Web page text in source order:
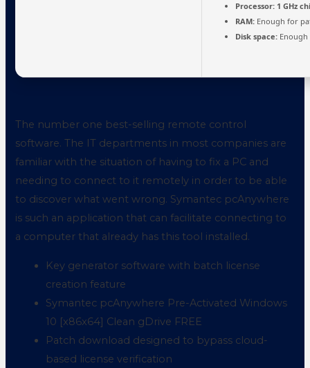
Processor: 1 GHz
RAM: Enough for
Disk space:
The number one best-selling remote control
software. The IT departments in most companies are
familiar with the situation of having to fix a PC and
needing to connect to it remotely in order to be able
to discover what went wrong. Symantec pcAnywhere
is such an application that can facilitate connecting to
a computer that already has this tool installed.
Key generator software with batch license
creation feature
Symantec pcAnywhere Pre-Activated Windows
10 [x86x64] Clean gDrive FREE
Patch download designed to bypass cloud-
based license verification